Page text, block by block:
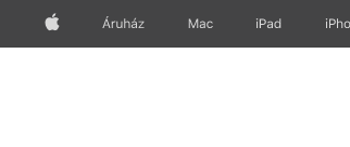
AppleÁruház Mac iPad